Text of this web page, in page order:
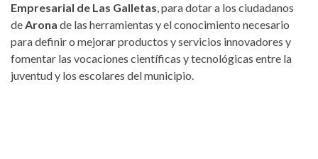
Empresarial de Las Galletas, para dotar a los ciudadanos
deArona de las herramientas y el conocimiento necesario
para definir o mejorar productos y servicios innovadores y
fomentar las vocaciones científicas y tecnológicas entre la
juventud y los escolares del municipio.